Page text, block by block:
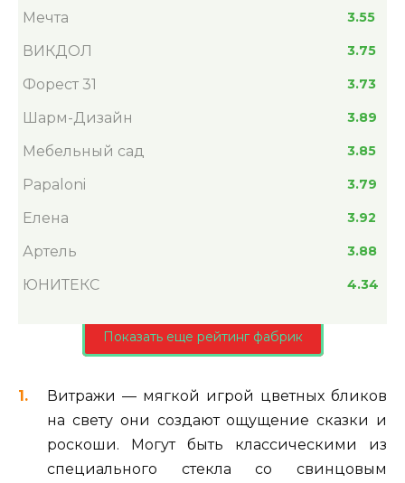
Мечта 3.55
ВИКДОЛ 3.75
Форест 31 3.73
Шарм-Дизайн 3.89
Мебельный сад 3.85
Papaloni 3.79
Елена 3.92
Артель 3.88
ЮНИТЕКС 4.34
Показать еще рейтинг фабрик
Витражи — мягкой игрой цветных бликов
на свету они создают ощущение сказки и
роскоши. Могут быть классическими из
специального стекла со свинцовым